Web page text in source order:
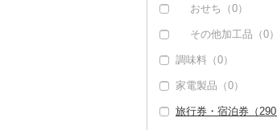
おせち（0）
その他加工品（0）
調味料（0）
家電製品（0）
旅行券・宿泊券（290